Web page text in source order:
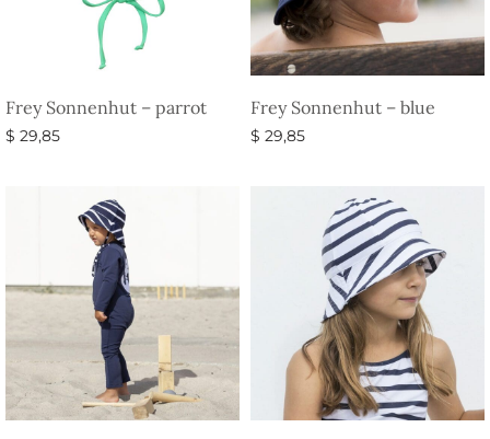
Frey Sonnenhut – parrot
$ 29,85
Frey Sonnenhut – blue
$ 29,85